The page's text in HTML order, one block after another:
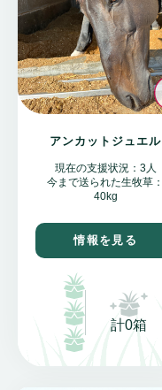
アンカットジュエル
現在の支援状況：3人
今まで送られた生牧草：
40kg
情報を見る
計0箱